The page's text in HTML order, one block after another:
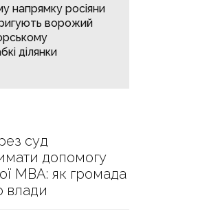
напрямку росіяни
ворожий
ділянки
суд
допомогу
МВА: як громада
влади